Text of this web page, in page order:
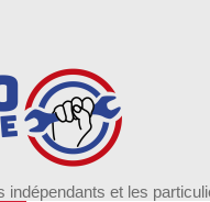
indépendants et les